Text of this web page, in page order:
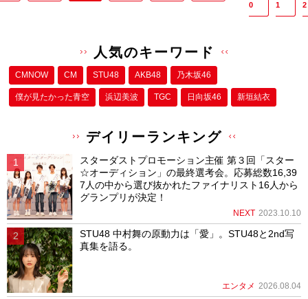
0
1
2
人気のキーワード
CMNOW CM STU48 AKB48 乃木坂46
僕が⾒たかった⻘空 浜辺美波 TGC 日向坂46 新垣結衣
デイリーランキング
スターダストプロモーション主催 第３回「スター
☆オーディション」の最終選考会。応募総数16,39
7人の中から選び抜かれたファイナリスト16人から
グランプリが決定！
NEXT 2023.10.10
STU48 中村舞の原動力は「愛」。STU48と2nd写
真集を語る。
エンタメ 2026.08.04